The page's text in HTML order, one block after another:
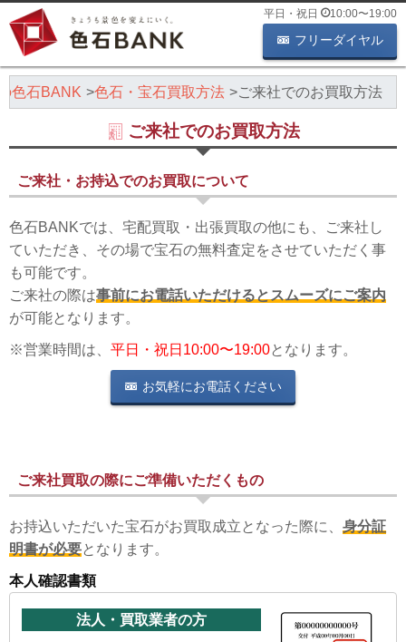
平日・祝日 10:00〜19:00
フリーダイヤル
色石BANK 色石・宝石買取方法 ご来社でのお買取方法
ご来社でのお買取方法
ご来社・お持込でのお買取について
色石BANKでは、宅配買取・出張買取の他にも、ご来社し
ていただき、その場で宝石の無料査定をさせていただく事
も可能です。
ご来社の際は事前にお電話いただけるとスムーズにご案内
が可能となります。
※営業時間は、 平日・祝日10:00〜19:00となります。
お気軽にお電話ください
ご来社買取の際にご準備いただくもの
お持込いただいた宝石がお買取成立となった際に、 身分証
明書が必要となります。
本人確認書類
法人・買取業者の方